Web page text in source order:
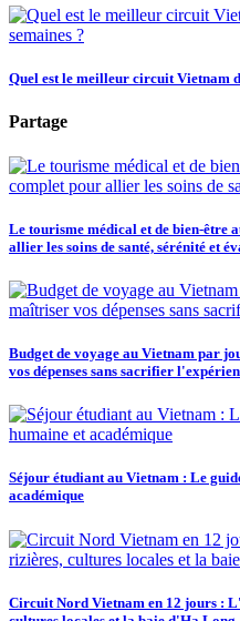
Quel est le meilleur circuit Vietnam
Partage
Le tourisme médical et de bien-être
allier les soins de santé, sérénité et
Budget de voyage au Vietnam par
vos dépenses sans sacrifier
Séjour étudiant au Vietnam : Le
académique
Circuit Nord Vietnam en 12 jours :